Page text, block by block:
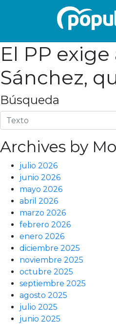
El PP
Sánchez,
Búsqueda
Archives by
julio 2026
junio 2026
mayo 2026
abril 2026
marzo 2026
febrero 2026
enero 2026
diciembre 2025
noviembre 2025
octubre 2025
septiembre 2025
agosto 2025
julio 2025
junio 2025